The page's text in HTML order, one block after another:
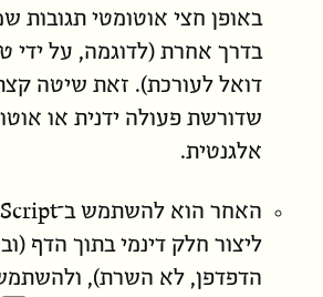
באופן חצי אוטומטי תגובות
בדרך אחרת (לדוגמה, על ידי
דואל לעורכת). זאת שיטה
שדורשת פעולה ידנית או
אלגנטית.
האחר הוא להשתמש ב־
ליצור חלק דינמי בתוך הדף
הדפדפן, לא השרת),